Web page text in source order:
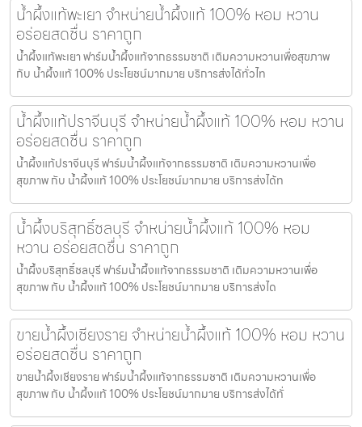
น้ำผึ้งแท้พะเยา จำหน่ายน้ำผึ้งแท้ 100% หอม หวาน
อร่อยสดชื่น ราคาถูก
น้ำผึ้งแท้พะเยา ฟาร์มน้ำผึ้งแท้จากธรรมชาติ เติมความหวานเพื่อสุขภาพ
กับ น้ำผึ้งแท้ 100% ประโยชน์มากมาย บริการส่งได้ทั่วไท
น้ำผึ้งแท้ปราจีนบุรี จำหน่ายน้ำผึ้งแท้ 100% หอม หวาน
อร่อยสดชื่น ราคาถูก
น้ำผึ้งแท้ปราจีนบุรี ฟาร์มน้ำผึ้งแท้จากธรรมชาติ เติมความหวานเพื่อ
สุขภาพ กับ น้ำผึ้งแท้ 100% ประโยชน์มากมาย บริการส่งได้ท
น้ำผึ้งบริสุทธิ์ชลบุรี จำหน่ายน้ำผึ้งแท้ 100% หอม
หวาน อร่อยสดชื่น ราคาถูก
น้ำผึ้งบริสุทธิ์ชลบุรี ฟาร์มน้ำผึ้งแท้จากธรรมชาติ เติมความหวานเพื่อ
สุขภาพ กับ น้ำผึ้งแท้ 100% ประโยชน์มากมาย บริการส่งได
ขายน้ำผึ้งเชียงราย จำหน่ายน้ำผึ้งแท้ 100% หอม หวาน
อร่อยสดชื่น ราคาถูก
ขายน้ำผึ้งเชียงราย ฟาร์มน้ำผึ้งแท้จากธรรมชาติ เติมความหวานเพื่อ
สุขภาพ กับ น้ำผึ้งแท้ 100% ประโยชน์มากมาย บริการส่งได้ทั่